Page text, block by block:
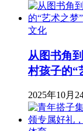
文化
从图书角
村孩子的“
2025年10月